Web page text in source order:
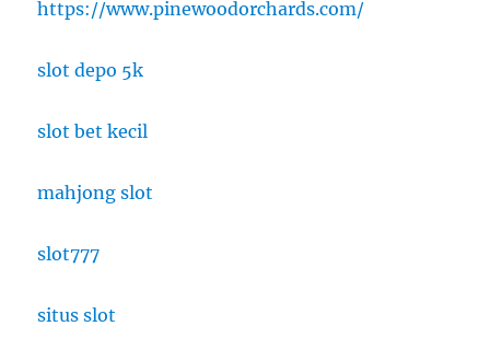
https://www.pinewoodorchards.com/
slot depo 5k
slot bet kecil
mahjong slot
slot777
situs slot